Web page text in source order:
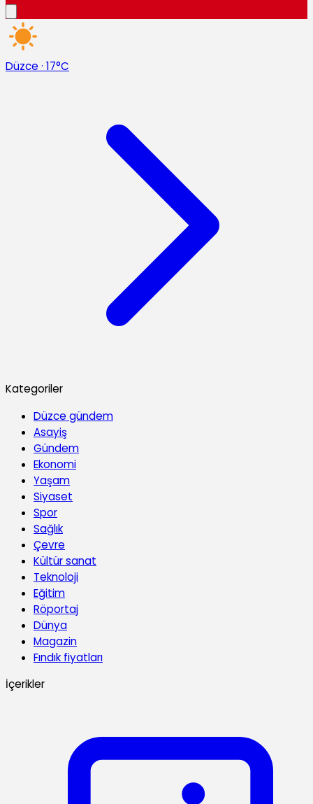
Düzce · 17°C
Kategoriler
Düzce gündem
Asayiş
Gündem
Ekonomi
Yaşam
Siyaset
Spor
Sağlık
Çevre
Kültür sanat
Teknoloji
Eğitim
Röportaj
Dünya
Magazin
Fındık fiyatları
İçerikler